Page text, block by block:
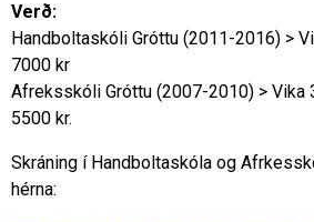
Verð:
Handboltaskóli Gróttu (2011-2016) >
7000 kr
Afreksskóli Gróttu (2007-2010) > Vika
5500 kr.
Skráning í Handboltaskóla og
hérna: